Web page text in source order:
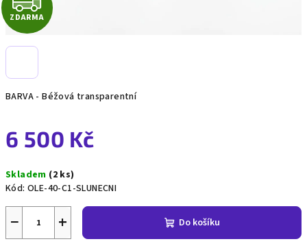
BARVA - Béžová transparentní
6 500 Kč
cena:
Skladem (2 ks)
Kód: OLE-40-C1-SLUNECNI
+
− Do košíku
D
R
A
ZDARMA